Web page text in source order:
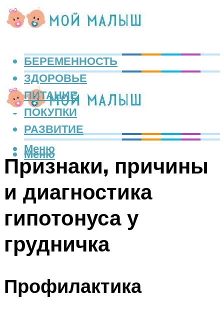
БЕРЕМЕННОСТЬ
ЗДОРОВЬЕ
ПИТАНИЕ
ПОКУПКИ
РАЗВИТИЕ
Меню
Меню
Признаки, причины
и диагностика
гипотонуса у
грудничка
Профилактика